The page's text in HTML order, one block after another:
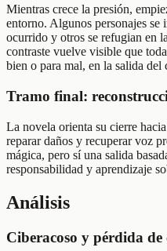
Mientras crece la presión,
entorno. Algunos personajes
ocurrido y otros se refugian en
contraste vuelve visible que
bien o para mal, en la salida del
Tramo final:
La novela orienta su cierre
reparar daños y recuperar voz
mágica, pero sí una salida
responsabilidad y aprendizaje
Análisis
Ciberacoso y pérdida